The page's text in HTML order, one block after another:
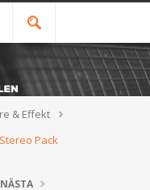
& Effekt
Pack
NÄSTA